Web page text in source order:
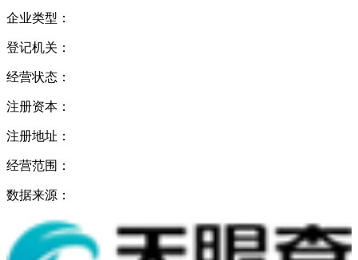
企业类型：
登记机关：
经营状态：
注册资本：
注册地址：
经营范围：
数据来源：